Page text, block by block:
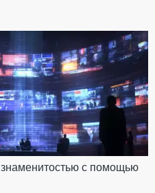
знаменитостью с помощью